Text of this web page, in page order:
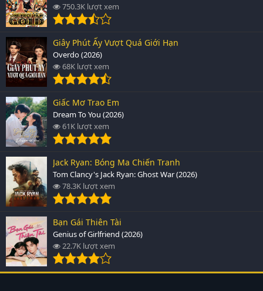
750.3K lượt xem
Giây Phút Ấy Vượt Quá Giới Hạn
Overdo (2026)
68K lượt xem
Giấc Mơ Trao Em
Dream To You (2026)
61K lượt xem
Jack Ryan: Bóng Ma Chiến Tranh
Tom Clancy's Jack Ryan: Ghost War (2026)
78.3K lượt xem
Bạn Gái Thiên Tài
Genius of Girlfriend (2026)
22.7K lượt xem